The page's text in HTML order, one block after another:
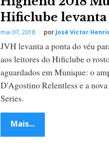
Hificlube levanta
mai 07, 2018 por José Victor
JVH levanta a ponta do véu
aos leitores do Hificlube o
aguardados em Munique: o
D'Agostino Relentless e a
Series.
Mais...